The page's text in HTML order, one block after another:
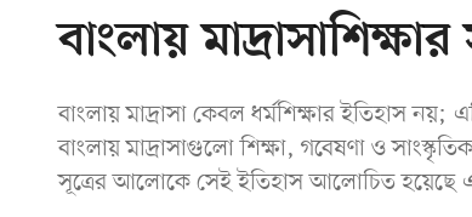
বাংলায়
বাংলায় মাদ্রাসা কেবল ধর্মশিক্ষার ইতিহাস
বাংলায় মাদ্রাসাগুলো শিক্ষা, গবেষণা ও
সূত্রের আলোকে সেই ইতিহাস আলোচিত হয়েছে